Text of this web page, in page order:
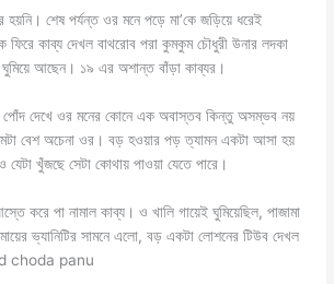
শেষ পর্যন্ত ওর মনে পড়ে মা’কে জড়িয়ে ধরেই
ফিরে কাব্য দেখল বাথরোব পরা কুমকুম চৌধুরী উনার লদকা
ঘুমিয়ে আছেন। ১৯ এর অশান্ত বাঁড়া কাব্যর।
পোঁদ দেখে ওর মনের কোনে এক অবাস্তব কিন্তু অসম্ভব নয়
বেশ অচেনা ওর। বড় হওয়ার পড় ত্যামন একটা আসা হয়
খুঁজছে সেটা কোথায় পাওয়া যেতে পারে।
করে পা নামাল কাব্য। ও খালি গায়েই ঘুমিয়েছিল, পাজামা
ভ্যানিটির সামনে এলো, বড় একটা লোশনের টিউব দেখল
choda panu